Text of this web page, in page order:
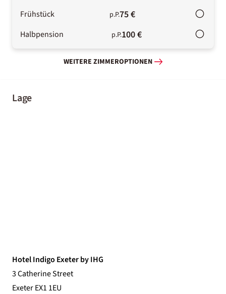
Frühstück p.P.75 €
Halbpension p.P.100 €
WEITERE ZIMMEROPTIONEN
Lage
Hotel Indigo Exeter by IHG
3 Catherine Street
Exeter EX1 1EU